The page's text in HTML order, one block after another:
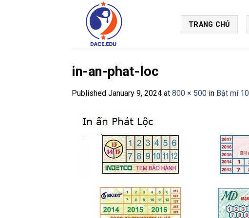
TRANG CHỦ
in-an-phat-loc
Published January 9, 2024 at 800 × 500 in Bật mí